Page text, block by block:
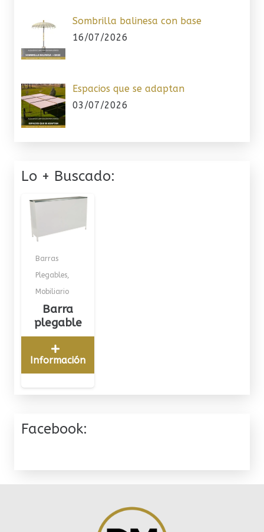
Sombrilla balinesa con base
16/07/2026
Espacios que se adaptan
03/07/2026
Lo + Buscado:
Barras
Plegables
Mobiliario
Barra
plegable
Información
Facebook: